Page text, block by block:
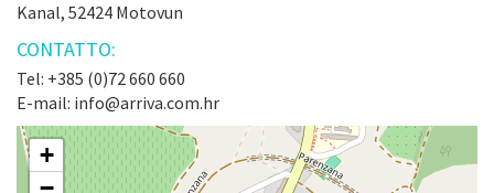
Kanal, 52424 Motovun
CONTATTO:
Tel: +385 (0)72 660 660
E-mail: info@arriva.com.hr
+